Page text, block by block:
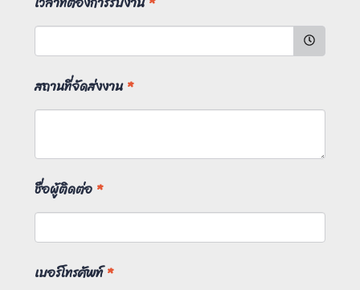
สถานที่จัดส่งงาน *
ชื่อผู้ติดต่อ *
เบอร์โทรศัพท์ *